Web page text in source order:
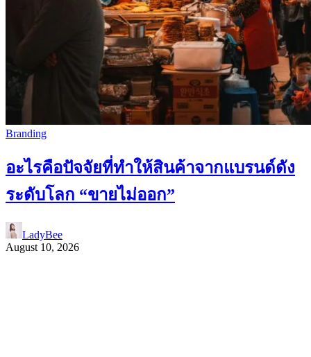
Branding
อะไรคือปัจจัยที่ทำให้สินค้าจากแบรนด์ดัง
ระดับโลก “ขายไม่ออก”
LadyBee
August 10, 2026